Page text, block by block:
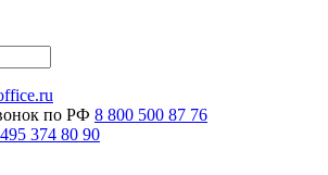
по РФ 8 800 500 87 76
374 80 90